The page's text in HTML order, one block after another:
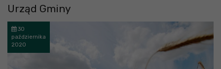
Urząd Gminy
30
października
2020